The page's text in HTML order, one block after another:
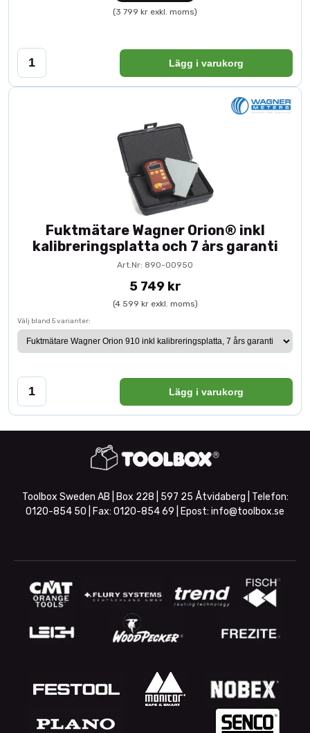
(3 799 kr exkl. moms)
Lägg i varukorg
Fuktmätare Wagner Orion® inkl
kalibreringsplatta och 7 års garanti
Art.Nr: 890-00950
5 749 kr
(4 599 kr exkl. moms)
Välj bland 5 varianter:
Lägg i varukorg
Toolbox Sweden AB | Box 228 | 597 25 Åtvidaberg | Telefon:
0120-854 50 | Fax: 0120-854 69 | Epost: info@toolbox.se